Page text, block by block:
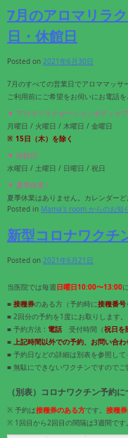
7月のアロマリラ
日・休館日
Posted on 2021年6月30日
7月のすべての営業日でアロママッサ
ご利用前にご希望をお伺いにお電話を
▼ アロマリラクゼーションボディケ
月曜日 / 火曜日 / 木曜日 / 金曜日
※ 15日（木）を除く
▼ 休館日 :
水曜日 / 土曜日 / 日曜日 / 祝日
▼ 夏季休業 :
夏季休業はありません。カレンダーど
Posted in Mama's room からのお知
新型コロナワクチ
Posted on 2021年6月21日
当医院では毎週日曜日10:00〜13:00
■ 接種券のある方（予約時に接種番号
■ 2回分の予約を1度にお取りします。
■ 予約方法 : 電話 受付時間（祝日を
■ 上記時間以外での予約、お問い合わ
■ 予約日などの詳細は別表を参照して
■ 無駄にできないワクチンですのでご
（別表）コロナワクチン予約に
※ 予約は接種券のある方です。 接種
※ 1回目から2回目の間隔は3週間です